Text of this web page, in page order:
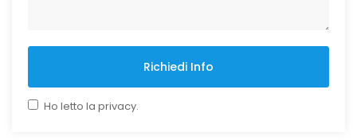
Richiedi Info
Ho letto la privacy.